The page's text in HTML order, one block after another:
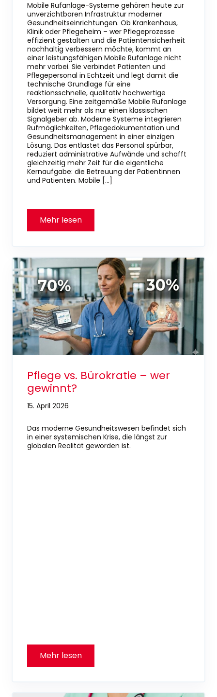
Mobile Rufanlage-Systeme gehören heute zur
unverzichtbaren Infrastruktur moderner
Gesundheitseinrichtungen. Ob Krankenhaus,
Klinik oder Pflegeheim – wer Pflegeprozesse
effizient gestalten und die Patientensicherheit
nachhaltig verbessern möchte, kommt an
einer leistungsfähigen Mobile Rufanlage nicht
mehr vorbei. Sie verbindet Patienten und
Pflegepersonal in Echtzeit und legt damit die
technische Grundlage für eine
reaktionsschnelle, qualitativ hochwertige
Versorgung. Eine zeitgemäße Mobile Rufanlage
bildet weit mehr als nur einen klassischen
Signalgeber ab. Moderne Systeme integrieren
Rufmöglichkeiten, Pflegedokumentation und
Gesundheitsmanagement in einer einzigen
Lösung. Das entlastet das Personal spürbar,
reduziert administrative Aufwände und schafft
gleichzeitig mehr Zeit für die eigentliche
Kernaufgabe: die Betreuung der Patientinnen
und Patienten. Mobile […]
Pflege vs. Bürokratie – wer
gewinnt?
15. April 2026
Das moderne Gesundheitswesen befindet sich
in einer systemischen Krise, die längst zur
globalen Realität geworden ist.